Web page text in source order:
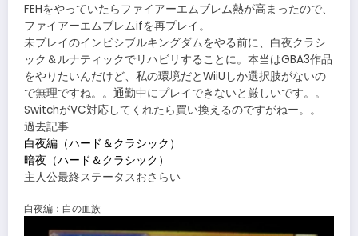
FEHをやっていたらファイアーエムブレム熱が高まったので、
ファイアーエムブレムifを再プレイ。
未プレイのインビシブルキングダムをやる前に、白夜クラシ
ック＆ルナティックでリハビリすることに。本当はGBA3作品
をやりたいんだけど、私の環境だとWiiUしか選択肢がないの
で無理ですね。。通勤中にプレイできないと厳しいです。。
SwitchがVC対応してくれたら買い換えるのですがねー。。
過去記事
白夜編（ハード＆クラシック）
暗夜（ハード＆クラシック）
主人公最終ステータスおさらい
白夜編：白の血族